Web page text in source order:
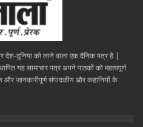
देश-दुनिया को लाने वाला एक दैनिक पत्र है |
यह सामाचार पत्र अपने पाठकों को महत्वपूर्ण
जानकारीपूर्ण संपादकीय और कहानियों के